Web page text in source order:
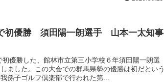
初優勝 須田陽一朗選手 山本一太知事
優勝した、館林市立第三小学校６年須田陽一朗選
ました。この大会での群馬県勢の優勝は初だという
孫子ゴルフ倶楽部で行われた第...